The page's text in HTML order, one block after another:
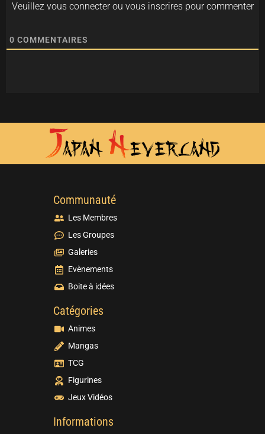
Veuillez vous connecter ou vous inscrires pour commenter
0 COMMENTAIRES
Communauté
Les Membres
Les Groupes
Galeries
Evènements
Boite à idées
Catégories
Animes
Mangas
TCG
Figurines
Jeux Vidéos
Informations